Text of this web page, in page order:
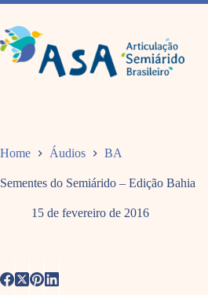
Pular
o
conteúdo
Home Áudios BA
Sementes do Semiárido – Edição Bahia
15 de fevereiro de 2016